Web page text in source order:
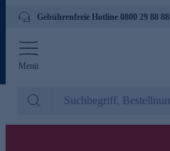
Gebührenfreie Hotline 0800 29 88 88
Menü